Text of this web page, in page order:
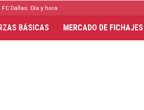
Dallas: Día y hora
BÁSICAS MERCADO DE FICHAJES